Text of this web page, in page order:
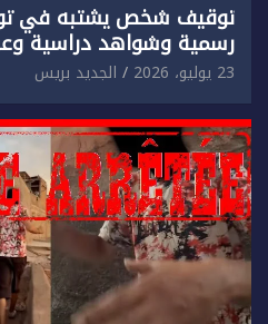
توقيف شخص يشتبه في
رسمية وشواهد دراسية
مادي.
23 يوليو، 2026 الجديد بريس